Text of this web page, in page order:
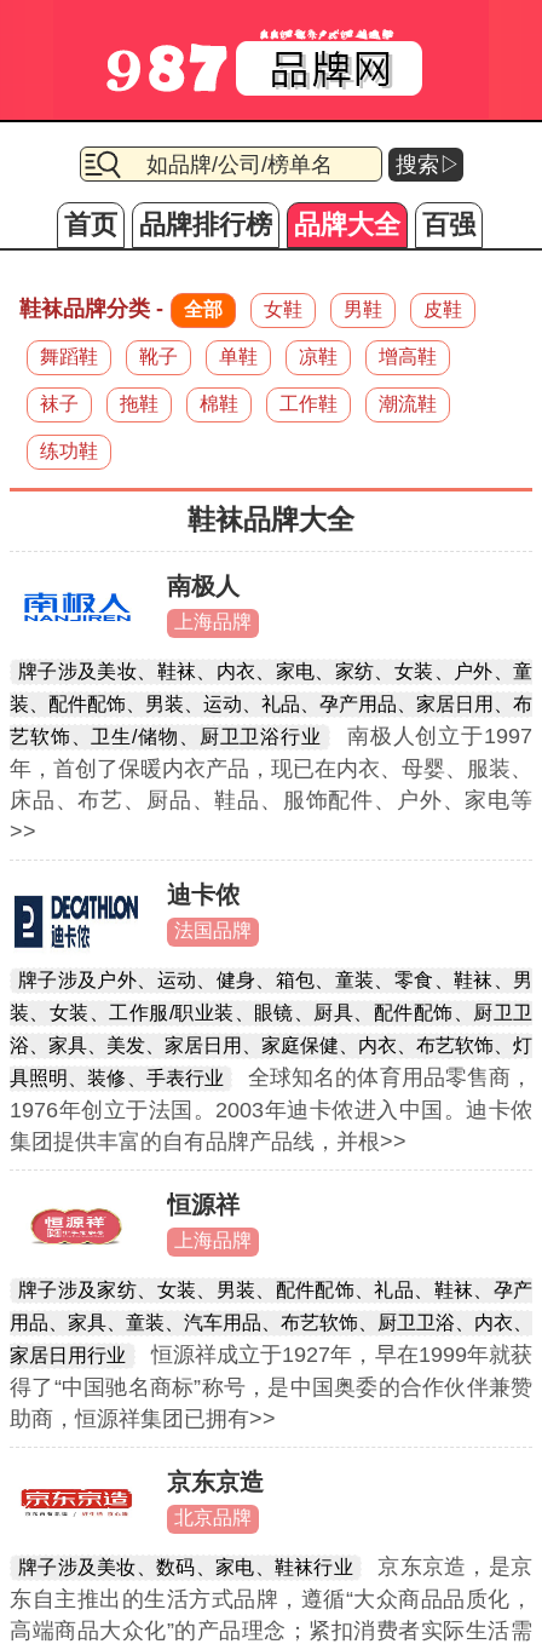
搜索▷
首页 品牌排行榜 品牌大全 百强
鞋袜品牌分类 - 全部 女鞋 男鞋 皮鞋
舞蹈鞋 靴子 单鞋 凉鞋 增高鞋
袜子 拖鞋 棉鞋 工作鞋 潮流鞋
练功鞋
鞋袜品牌大全
南极人
上海品牌
牌子涉及美妆、鞋袜、内衣、家电、家纺、女装、户外、童
装、配件配饰、男装、运动、礼品、孕产用品、家居日用、布
艺软饰、卫生/储物、厨卫卫浴行业
南极人创立于1997
年，首创了保暖内衣产品，现已在内衣、母婴、服装、
床品、布艺、厨品、鞋品、服饰配件、户外、家电等
>>
迪卡侬
法国品牌
牌子涉及户外、运动、健身、箱包、童装、零食、鞋袜、男
装、女装、工作服/职业装、眼镜、厨具、配件配饰、厨卫卫
浴、家具、美发、家居日用、家庭保健、内衣、布艺软饰、灯
具照明、装修、手表行业
全球知名的体育用品零售商，
1976年创立于法国。2003年迪卡侬进入中国。迪卡侬
集团提供丰富的自有品牌产品线，并根>>
恒源祥
上海品牌
牌子涉及家纺、女装、男装、配件配饰、礼品、鞋袜、孕产
用品、家具、童装、汽车用品、布艺软饰、厨卫卫浴、内衣、
家居日用行业
恒源祥成立于1927年，早在1999年就获
得了“中国驰名商标”称号，是中国奥委的合作伙伴兼赞
助商，恒源祥集团已拥有>>
京东京造
北京品牌
牌子涉及美妆、数码、家电、鞋袜行业
京东京造，是京
东自主推出的生活方式品牌，遵循“大众商品品质化，
高端商品大众化”的产品理念；紧扣消费者实际生活需